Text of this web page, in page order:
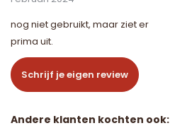
nog niet gebruikt, maar ziet er
prima uit.
Schrijf je eigen review
Andere klanten kochten ook: